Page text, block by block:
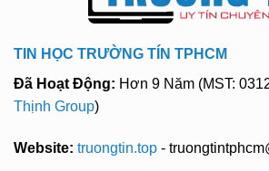
TIN HỌC TRƯỜNG TÍN TPHCM
Đã Hoạt Động: Hơn 9 Năm (MST:
Thịnh Group)
Website: truongtin.top -